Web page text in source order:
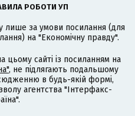
РОБОТИ УП
лише за умови посилання (для
на "Економічну правду".
цьому сайті із посиланням на
, не підлягають подальшому
в будь-якій формі,
агентства "Інтерфакс-